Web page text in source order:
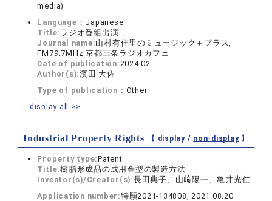
media)
Language： Japanese
Title: ラジオ番組出演
Journal name:山村有佳里のミュージック＋プラス,
FM79.7MHz 京都三条ラジオカフェ
Date of publication:2024.02
Author(s):濱田 大佐
Type of publication： Other
display all >>
Industrial Property Rights 【 display / non-display】
Property type:Patent
Title:樹脂形成品の成用金型の製造方法
Inventor(s)/Creator(s):長田典子、山﨑陽一、亀井光仁
Application number:特願2021-134808, 2021.08.20